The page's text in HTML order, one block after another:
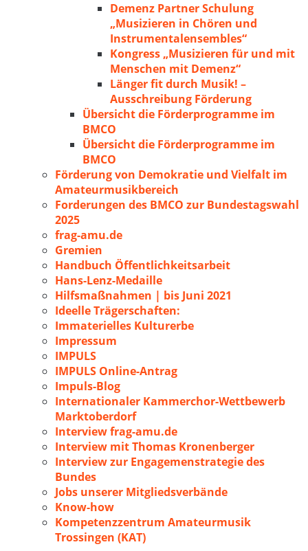
Demenz Partner Schulung
„Musizieren in Chören und
Instrumentalensembles“
Kongress „Musizieren für und mit
Menschen mit Demenz“
Länger fit durch Musik! –
Ausschreibung Förderung
Übersicht die Förderprogramme im
BMCO
Übersicht die Förderprogramme im
BMCO
Förderung von Demokratie und Vielfalt im
Amateurmusikbereich
Forderungen des BMCO zur Bundestagswahl
2025
frag-amu.de
Gremien
Handbuch Öffentlichkeitsarbeit
Hans-Lenz-Medaille
Hilfsmaßnahmen | bis Juni 2021
Ideelle Trägerschaften:
Immaterielles Kulturerbe
Impressum
IMPULS
IMPULS Online-Antrag
Impuls-Blog
Internationaler Kammerchor-Wettbewerb
Marktoberdorf
Interview frag-amu.de
Interview mit Thomas Kronenberger
Interview zur Engagemenstrategie des
Bundes
Jobs unserer Mitgliedsverbände
Know-how
Kompetenzzentrum Amateurmusik
Trossingen (KAT)